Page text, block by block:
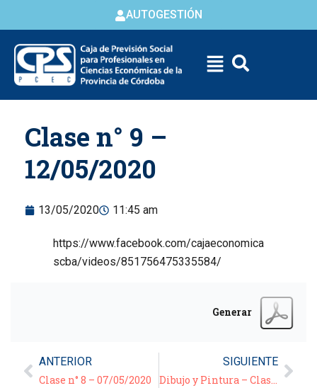
AUTOGESTIÓN
content
Clase n° 9 –
12/05/2020
13/05/2020 11:45 am
https://www.facebook.com/cajaeconomica
scba/videos/851756475335584/
Generar
ANTERIOR
Clase n° 8 – 07/05/2020
SIGUIENTE
Dibujo y Pintura – Clase N° 1 – 29/04/20